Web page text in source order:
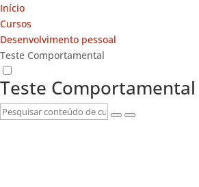
Início
Cursos
Desenvolvimento pessoal
Teste Comportamental
Teste Comportamental